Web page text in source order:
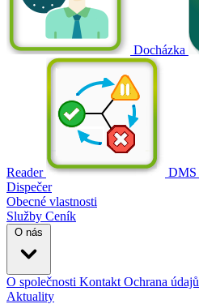
Docházka
Reader
DMS
Dispečer
Obecné vlastnosti
Služby Ceník
O nás
O společnosti Kontakt Ochrana údajů
Aktuality